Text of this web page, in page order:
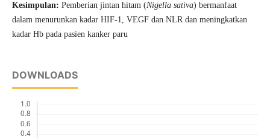
Kesimpulan: Pemberian jintan hitam (Nigella sativa) bermanfaat
dalam menurunkan kadar HIF-1, VEGF dan NLR dan meningkatkan
kadar Hb pada pasien kanker paru
DOWNLOADS